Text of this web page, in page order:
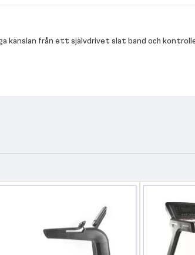
känslan från ett självdrivet slat band och